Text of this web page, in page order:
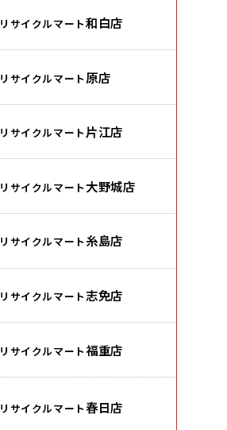
リサイクルマート和白店
リサイクルマート 原店
リサイクルマート片江店
リサイクルマート 大野城店
リサイクルマート 糸島店
リサイクルマート志免店
リサイクルマート福重店
リサイクルマート春日店